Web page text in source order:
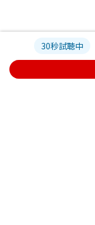
30秒試聴中